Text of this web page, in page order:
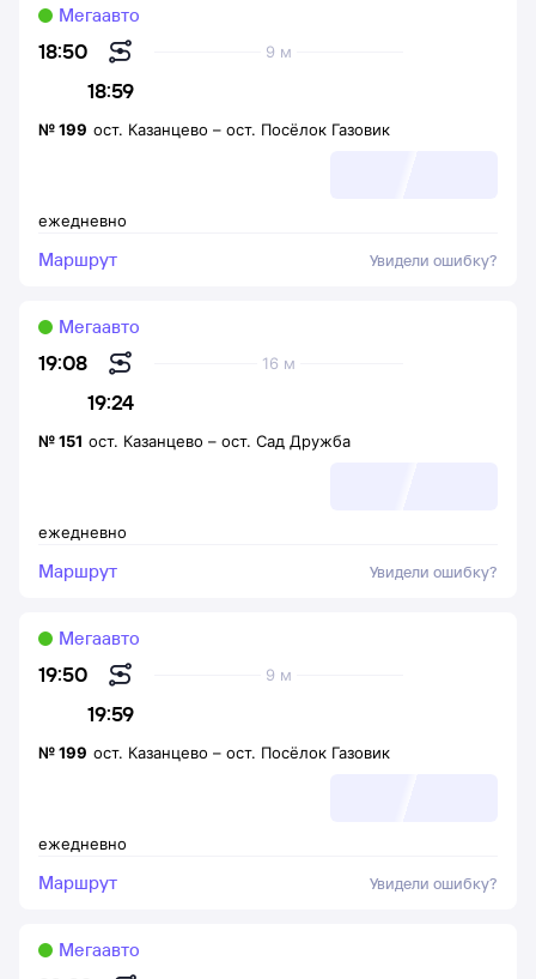
18:50
18:59
9 м
Мегаавто
ежедневно
№199 ост. Казанцево – ост. Посёлок Газовик
Маршрут Увидели ошибку?
19:08
19:24
16 м
Мегаавто
ежедневно
№151 ост. Казанцево – ост. Сад Дружба
Маршрут Увидели ошибку?
19:50
19:59
9 м
Мегаавто
ежедневно
№199 ост. Казанцево – ост. Посёлок Газовик
Маршрут Увидели ошибку?
Мегаавто